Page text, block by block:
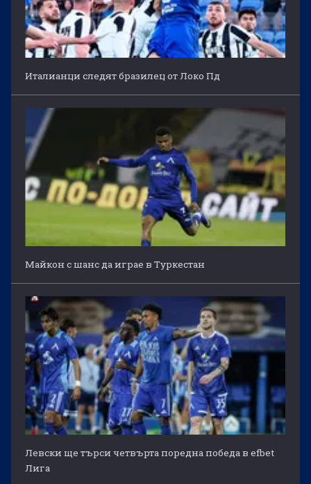
Италианци следят бразилец от Локо Пд
Майкон с шанс да играе в Туркестан
Левски ще търси четвърта поредна победа в efbet
Лига